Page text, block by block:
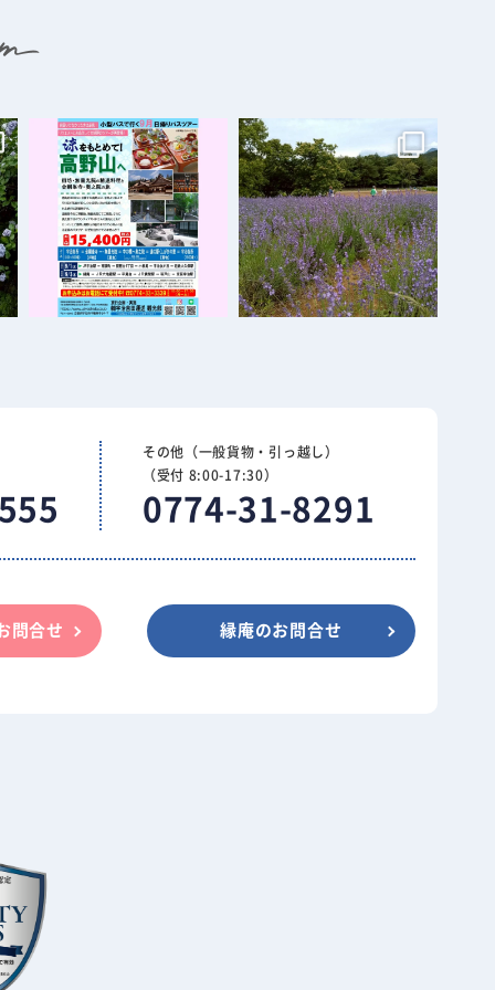
その他（一般貨物・引っ越し）
（受付 8:00-17:30）
0774-31-8291
問合せ 縁庵のお問合せ